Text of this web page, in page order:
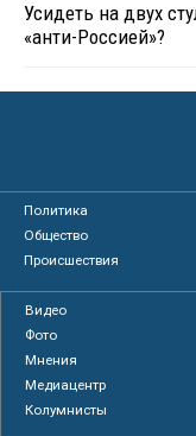
Усидеть на двух
«анти-Россией»?
Политика
Общество
Происшествия
Видео
Фото
Мнения
Медиацентр
Колумнисты